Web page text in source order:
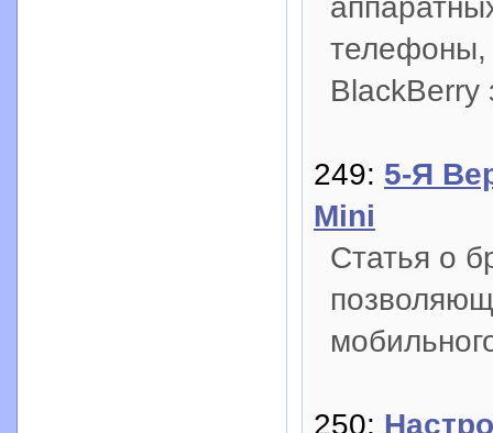
телефоны,
BlackBerry
249: 5-Я
Mini
Статья о
250: